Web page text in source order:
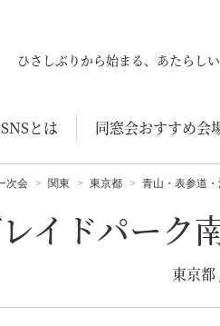
ひさしぶりから始まる、あたらし
とは 同窓会おすすめ会
次会 関東 東京都 青山・表参道
イドパーク
東京